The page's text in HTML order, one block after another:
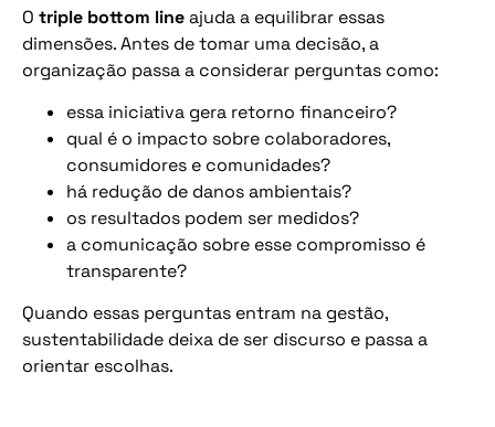
O triple bottom lineajuda a equilibrar essas
dimensões. Antes de tomar uma decisão, a
organização passa a considerar perguntas como:
essa iniciativa gera retorno financeiro?
qual é o impacto sobre colaboradores,
consumidores e comunidades?
há redução de danos ambientais?
os resultados podem ser medidos?
a comunicação sobre esse compromisso é
transparente?
Quando essas perguntas entram na gestão,
sustentabilidade deixa de ser discurso e passa a
orientar escolhas.